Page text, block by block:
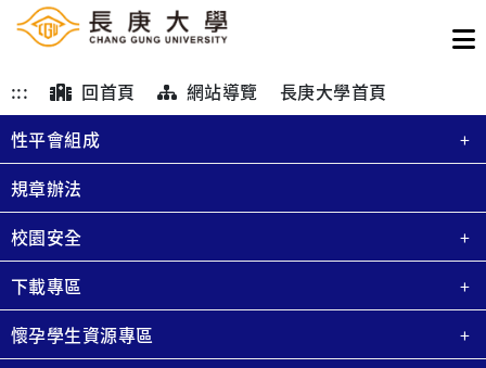
::: 回首頁 網站導覽
長庚大學首頁
性平會組成
規章辦法
校園安全
下載專區
懷孕學生資源專區